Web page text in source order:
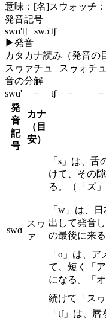
意味： [名]スウォッチ
発音記号
swɑ'tʃ | swɔ'tʃ
▶発音
カタカナ読み（発音の
スヮァチュ | スゥォチュ
音の分解
swɑ' － tʃ － |
発
音
記
号
カナ
（目
安）
swɑ'
スヮ
ァ
「s」は、
けて、その
る。（「ズ
「w」は、
出して発音
の最後に来
「ɑ」は、
て、短く「
になる。「
続けて「ス
「tʃ」は、